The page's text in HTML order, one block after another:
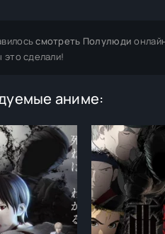
смотреть Полулюди
это сделали!
аниме: